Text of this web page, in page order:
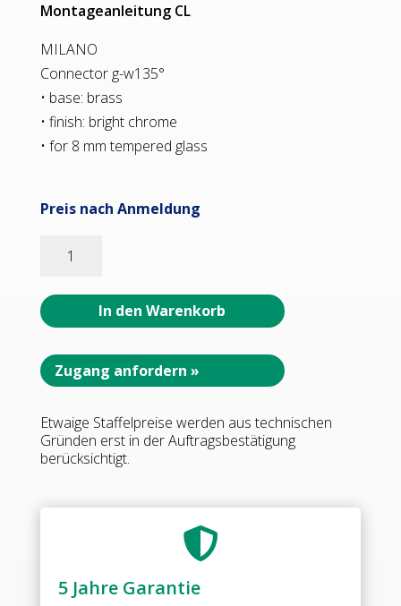
Montageanleitung CL
MILANO
Connector g-w135°
• base: brass
• finish: bright chrome
• for 8 mm tempered glass
Preis nach Anmeldung
MILANO
G-
W
•
Basismaterial:
•
Oberfläche:
glanzverchromt
für
mm
In den Warenkorb
Zugang anfordern »
Etwaige Staffelpreise werden aus technischen
Gründen erst in der Auftragsbestätigung
berücksichtigt.

5 Jahre Garantie